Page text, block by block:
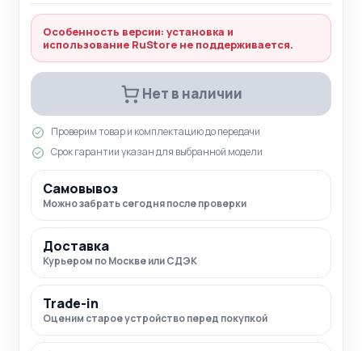
Особенность версии: установка и
использование RuStore не поддерживается.
Нет в наличии
Проверим товар и комплектацию до передачи
Срок гарантии указан для выбранной модели
Самовывоз
Можно забрать сегодня после проверки
Доставка
Курьером по Москве или СДЭК
Trade-in
Оценим старое устройство перед покупкой